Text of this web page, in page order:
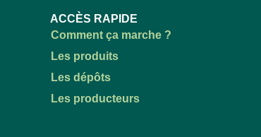
ACCÈS RAPIDE
Comment ça marche ?
Les produits
Les dépôts
Les producteurs